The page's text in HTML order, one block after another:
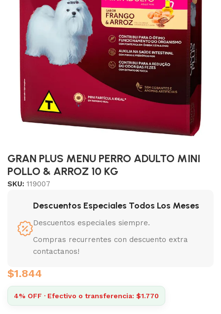
GRAN PLUS MENU PERRO ADULTO MINI
POLLO & ARROZ 10 KG
SKU: 119007
Descuentos Especiales Todos Los Meses
Descuentos especiales siempre.
Compras recurrentes con descuento extra
contactanos!
$1.844
4% OFF · Efectivo o transferencia: $1.770